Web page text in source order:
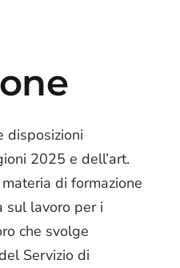
disposizioni
2025 e dell’art.
di formazione
sul lavoro per i
che svolge
Servizio di